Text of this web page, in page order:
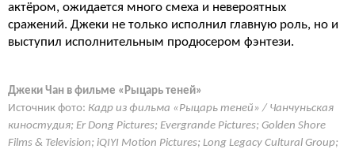
актёром, ожидается много смеха и невероятных
сражений. Джеки не только исполнил главную роль, но и
выступил исполнительным продюсером фэнтези.
Джеки Чан в фильме «Рыцарь теней»
Источник фото: Кадр из фильма «Рыцарь теней» / Чанчуньская
киностудия; Er Dong Pictures; Evergrande Pictures; Golden Shore
Films & Television; iQIYI Motion Pictures; Long Legacy Cultural Group;